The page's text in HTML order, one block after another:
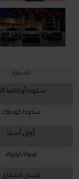
السيارة
سكودا أوكتافيا A8
سكودا كودياك
أوبل أسترا
تويوتا كورولا
نيسان قشقاي